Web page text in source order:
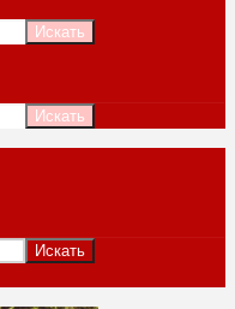
Искать
Искать
Искать